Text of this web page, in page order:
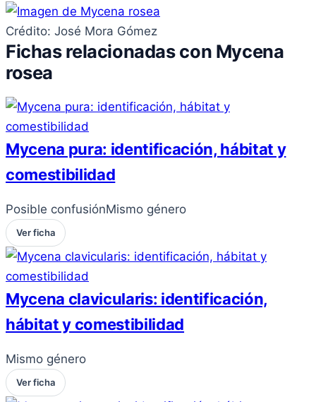
Crédito: José Mora Gómez
Fichas relacionadas con Mycena
rosea
Mycena pura: identificación, hábitat y
comestibilidad
Posible confusiónMismo género
Ver ficha
Mycena clavicularis: identificación,
hábitat y comestibilidad
Mismo género
Ver ficha